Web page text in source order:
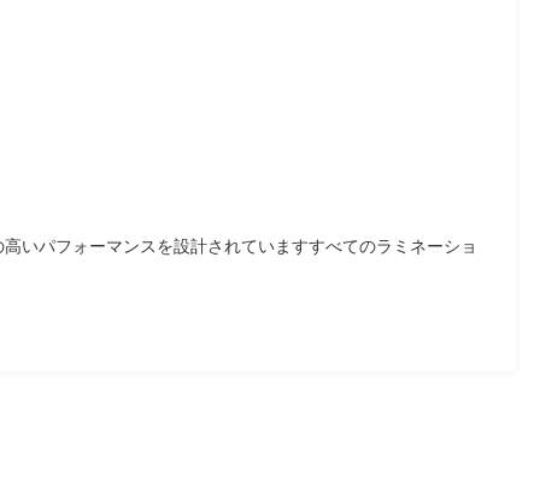
いパフォーマンスを設計されていますすべてのラミネーショ